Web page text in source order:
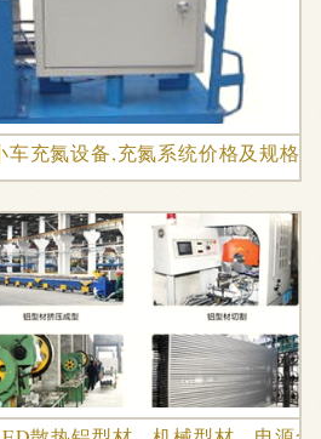
车充氮设备,充氮系统价格及规格